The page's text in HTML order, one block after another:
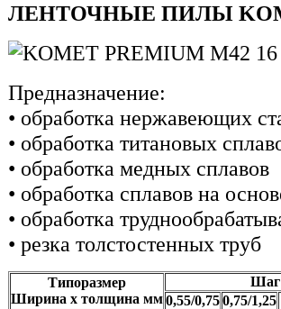
ЛЕНТОЧНЫЕ ПИЛЫ
Предназначение:
• обработка нержавеющих
• обработка титановых
• обработка медных сплавов
• обработка сплавов на
• обработка
• резка толстостенных труб
Типоразмер
Ширина х толщина мм
Шаг
0,55/0,750,75/1,25